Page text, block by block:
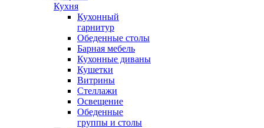
Кухня
Кухонный
гарнитур
Обеденные столы
Барная мебель
Кухонные диваны
Кушетки
Витрины
Стеллажи
Освещение
Обеденные
группы и столы